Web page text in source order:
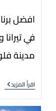
في تيرانا
مدينة
اقرأ المزيد